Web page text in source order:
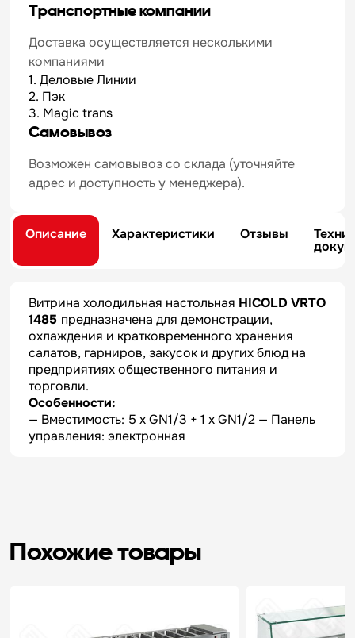
Транспортные компании
Доставка осуществляется несколькими
компаниями
1. Деловые Линии
2. Пэк
3. Magic trans
Самовывоз
Возможен самовывоз со склада (уточняйте
адрес и доступность у менеджера).
Описание Характеристики Отзывы
Витрина холодильная настольная HICOLD VRTO
1485 предназначена для демонстрации,
охлаждения и кратковременного хранения
салатов, гарниров, закусок и других блюд на
предприятиях общественного питания и
торговли.
Особенности:
— Вместимость: 5 x GN1/3 + 1 x GN1/2 — Панель
управления: электронная
Похожие товары